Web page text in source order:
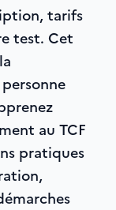
tarifs
test. Cet
au TCF
pratiques